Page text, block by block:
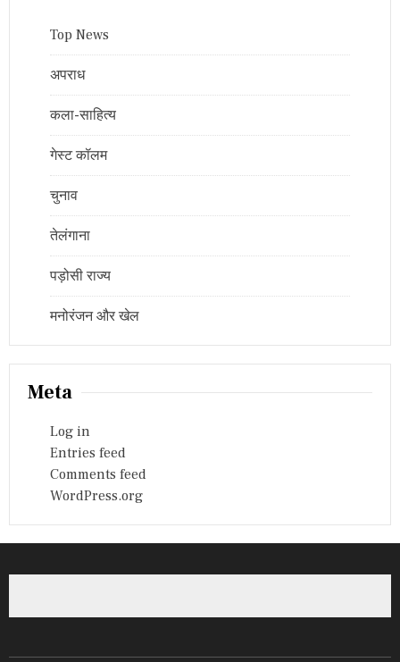
Top News
अपराध
कला-साहित्य
गेस्ट कॉलम
चुनाव
तेलंगाना
पड़ोसी राज्य
मनोरंजन और खेल
Meta
Log in
Entries feed
Comments feed
WordPress.org